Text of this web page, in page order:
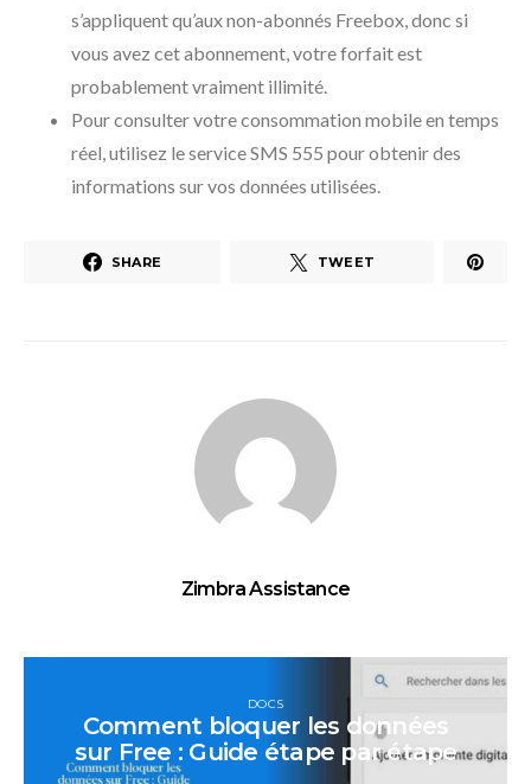
s’appliquent qu’aux non-abonnés Freebox, donc si
vous avez cet abonnement, votre forfait est
probablement vraiment illimité.
Pour consulter votre consommation mobile en temps
réel, utilisez le service SMS 555 pour obtenir des
informations sur vos données utilisées.
SHARE TWEET
Zimbra Assistance
DOCS
Comment bloquer les données
sur Free : Guide étape par étape